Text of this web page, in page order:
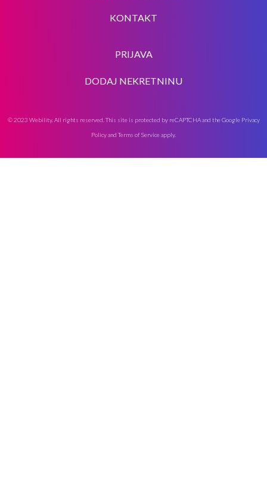
KONTAKT
PRIJAVA
DODAJ NEKRETNINU
© 2023 Webility. All rights reserved. This site is protected by reCAPTCHA and the Google Privacy
PolicyandTerms of Serviceapply.